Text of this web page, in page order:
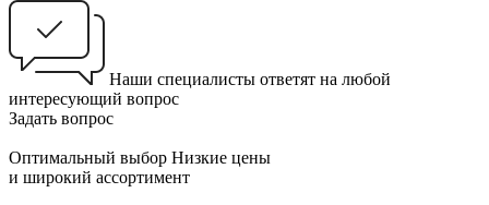
Наши специалисты ответят на любой
интересующий вопрос
Задать вопрос
Оптимальный выбор Низкие цены
и широкий ассортимент